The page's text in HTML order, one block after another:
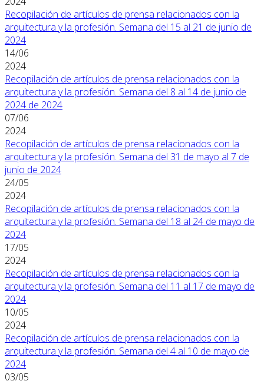
Recopilación de artículos de prensa relacionados con la
arquitectura y la profesión. Semana del 15 al 21 de junio de
2024
14/06
2024
Recopilación de artículos de prensa relacionados con la
arquitectura y la profesión. Semana del 8 al 14 de junio de
2024 de 2024
07/06
2024
Recopilación de artículos de prensa relacionados con la
arquitectura y la profesión. Semana del 31 de mayo al 7 de
junio de 2024
24/05
2024
Recopilación de artículos de prensa relacionados con la
arquitectura y la profesión. Semana del 18 al 24 de mayo de
2024
17/05
2024
Recopilación de artículos de prensa relacionados con la
arquitectura y la profesión. Semana del 11 al 17 de mayo de
2024
10/05
2024
Recopilación de artículos de prensa relacionados con la
arquitectura y la profesión. Semana del 4 al 10 de mayo de
2024
03/05